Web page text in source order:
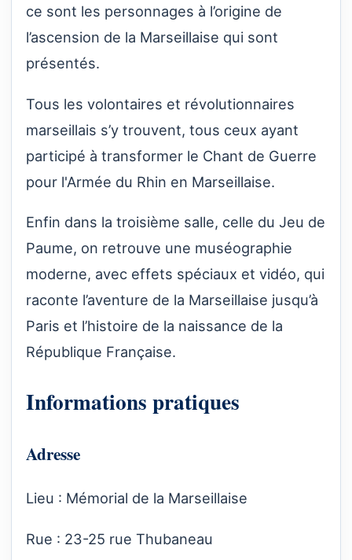
ce sont les personnages à l’origine de
l’ascension de la Marseillaise qui sont
présentés.
Tous les volontaires et révolutionnaires
marseillais s’y trouvent, tous ceux ayant
participé à transformer le Chant de Guerre
pour l'Armée du Rhin en Marseillaise.
Enfin dans la troisième salle, celle du Jeu de
Paume, on retrouve une muséographie
moderne, avec effets spéciaux et vidéo, qui
raconte l’aventure de la Marseillaise jusqu’à
Paris et l’histoire de la naissance de la
République Française.
Informations pratiques
Adresse
Lieu : Mémorial de la Marseillaise
Rue : 23-25 rue­ Thubaneau